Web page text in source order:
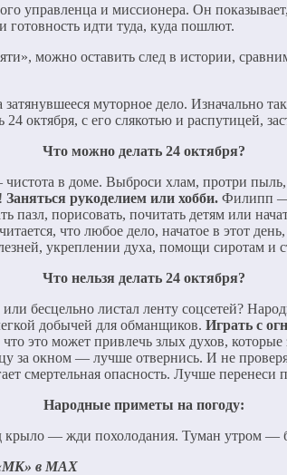
управленца и миссионера. Он
готовность идти туда, куда пошлют.
можно оставить след в истории,
муторное дело. Изначально
октября, с его слякотью и распутицей,
Что можно делать 24 октября?
чистота в доме. Выброси хлам, протри
Заняться рукоделием или хобби. Филипп —
порисовать, почитать детям или
что любое дело, начатое в этот
укреплении духа, помощи сиротам и
Что нельзя делать 24 октября?
бесцельно листал ленту соцсетей?
добычей для обманщиков. Играть с
это может привлечь злых духов, которые
окном — лучше отвернись. И не
смертельная опасность. Лучше перенеси
Народные приметы на погоду:
— жди похолодания. Туман утром —
в MAX